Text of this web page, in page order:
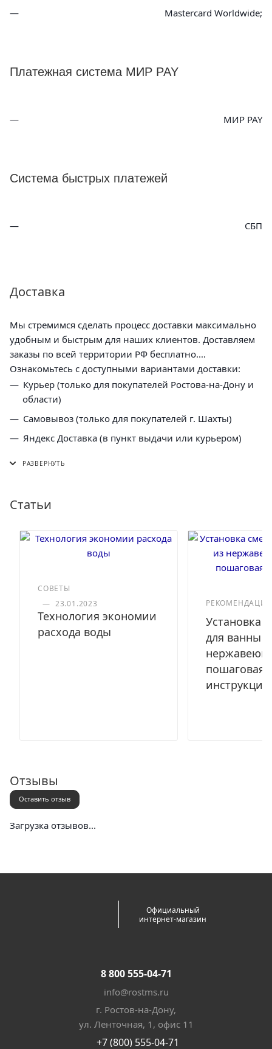
Mastercard Worldwide;
Платежная система МИР PAY
МИР PAY
Система быстрых платежей
СБП
Доставка
Мы стремимся сделать процесс доставки максимально
удобным и быстрым для наших клиентов. Доставляем
заказы по всей территории РФ бесплатно.
Ознакомьтесь с доступными вариантами доставки:
Курьер (только для покупателей Ростова-на-Дону и
области)
Самовывоз (только для покупателей г. Шахты)
Яндекс Доставка (в пункт выдачи или курьером)
Статьи
СОВЕТЫ
— 23.01.2023
Технология экономии
расхода воды
РЕКОМЕНДАЦИИ
Установка
для ванны
пошаговая
инструкция
Отзывы
Оставить отзыв
Загрузка отзывов...
Официальный
интернет-магазин
8 800 555-04-71
info@rostms.ru
г. Ростов-на-Дону,
ул. Ленточная, 1, офис 11
+7 (800) 555-04-71